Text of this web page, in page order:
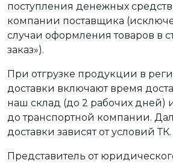
поступления денежных средств
компании поставщика
случаи оформления товаров в
заказ»).
При отгрузке продукции в
доставки включают время
наш склад (до 2 рабочих дней)
до транспортной компании.
доставки зависят от условий ТК.
Представитель от